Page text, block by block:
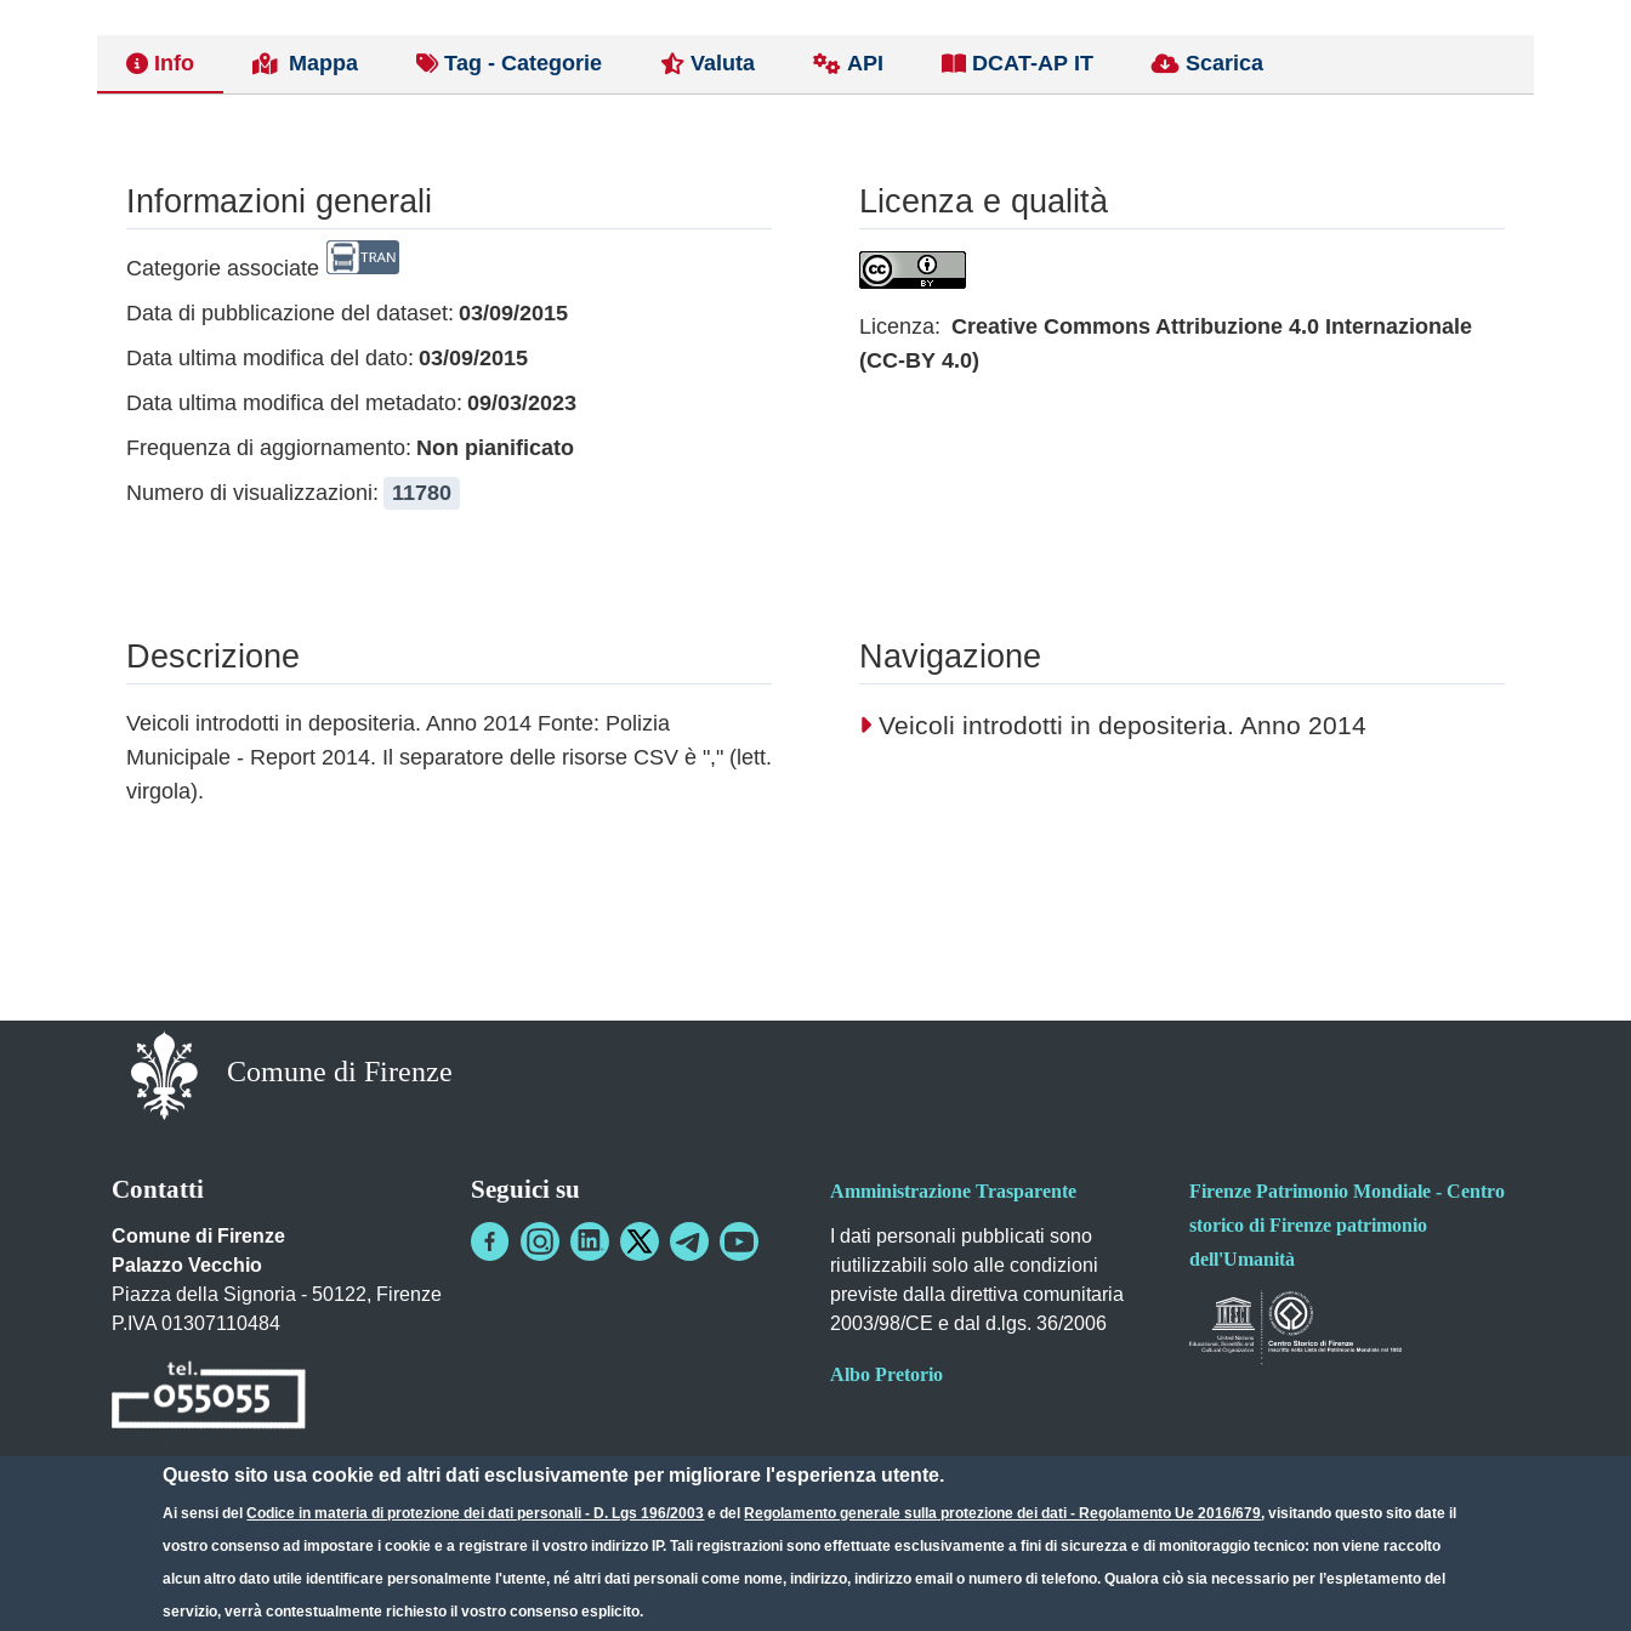
Info Mappa Tag - Categorie Valuta API DCAT-AP IT Scarica
Informazioni generali
Categorie associate
Data di pubblicazione del dataset: 03/09/2015
Data ultima modifica del dato: 03/09/2015
Data ultima modifica del metadato: 09/03/2023
Frequenza di aggiornamento: Non pianificato
Numero di visualizzazioni:
11780
Licenza e qualità
Licenza: Creative Commons Attribuzione 4.0 Internazionale
(CC-BY 4.0)
Descrizione
Veicoli introdotti in depositeria. Anno 2014 Fonte: Polizia
Municipale - Report 2014. Il separatore delle risorse CSV è "," (lett.
virgola).
Navigazione
Veicoli introdotti in depositeria. Anno 2014
Comune di Firenze
Contatti
Comune di Firenze
Palazzo Vecchio
Piazza della Signoria - 50122, Firenze
P.IVA 01307110484
Posta Elettronica Certificata
Seguici su Amministrazione Trasparente
I dati personali pubblicati sono
riutilizzabili solo alle condizioni
previste dalla direttiva comunitaria
2003/98/CE e dal d.lgs. 36/2006
Albo Pretorio
Firenze Patrimonio Mondiale - Centro
storico di Firenze patrimonio
dell'Umanità
Questo sito usa cookie ed altri dati esclusivamente per migliorare l'esperienza utente.
Ai sensi delCodice in materia di protezione dei dati personali - D. Lgs 196/2003 e del Regolamento generale sulla protezione dei dati - Regolamento Ue 2016/679, visitando questo sito date il
vostro consenso ad impostare i cookie e a registrare il vostro indirizzo IP. Tali registrazioni sono effettuate esclusivamente a fini di sicurezza e di monitoraggio tecnico: non viene raccolto
alcun altro dato utile identificare personalmente l'utente, né altri dati personali come nome, indirizzo, indirizzo email o numero di telefono. Qualora ciò sia necessario per l’espletamento del
servizio, verrà contestualmente richiesto il vostro consenso esplicito.